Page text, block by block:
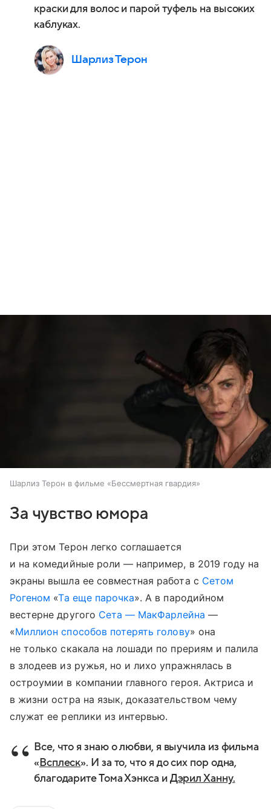
краски для волос и парой туфель на высоких
каблуках.
Шарлиз Терон
Шарлиз Терон в фильме «Бессмертная гвардия»
За чувство юмора
При этом Терон легко соглашается
и на комедийные роли — например, в 2019 году на
экраны вышла ее совместная работа с Сетом
Рогеном «Та еще парочка». А в пародийном
вестерне другого Сета — МакФарлейна —
«Миллион способов потерять голову» она
не только скакала на лошади по прериям и палила
в злодеев из ружья, но и лихо упражнялась в
остроумии в компании главного героя. Актриса и
в жизни остра на язык, доказательством чему
служат ее реплики из интервью.
Все, что я знаю о любви, я выучила из фильма
« Всплеск». И за то, что я до сих пор одна,
благодарите Тома Хэнкса и Дэрил Ханну.